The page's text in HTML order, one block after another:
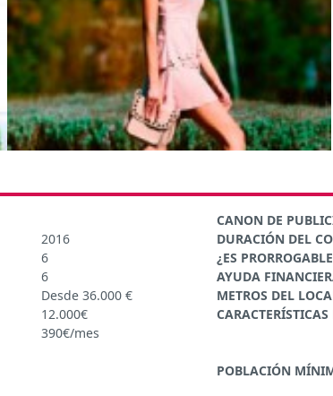
2016
6
6
Desde 36.000 €
12.000€
390€/mes
CANON DE
DURACIÓN DEL
¿ES
AYUDA
METROS DEL
POBLACIÓN